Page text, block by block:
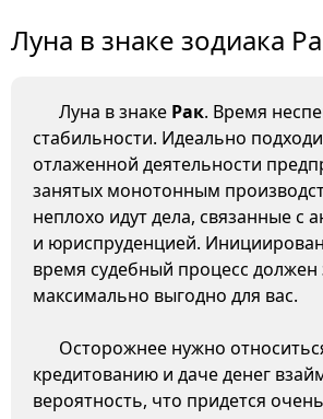
Луна в знаке зодиака
Луна в знаке Рак. Время
стабильности. Идеально
отлаженной деятельности
занятых монотонным
неплохо идут дела, связанные с
и юриспруденцией.
время судебный процесс должен
максимально выгодно для вас.
Осторожнее нужно
кредитованию и даче денег
вероятность, что придется